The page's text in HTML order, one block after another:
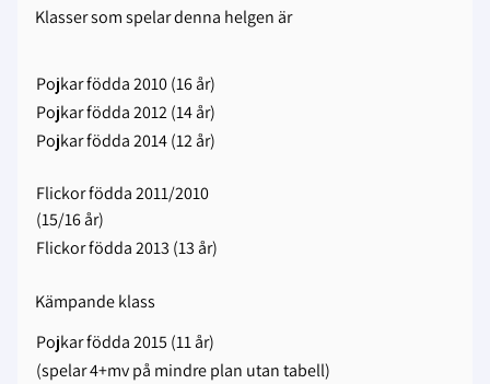
Klasser som spelar denna helgen är
Pojkar födda 2010 (16 år)
Pojkar födda 2012 (14 år)
Pojkar födda 2014 (12 år)
Flickor födda 2011/2010
(15/16 år)
Flickor födda 2013 (13 år)
Kämpande klass
Pojkar födda 2015 (11 år)
(spelar 4+mv på mindre plan utan tabell)